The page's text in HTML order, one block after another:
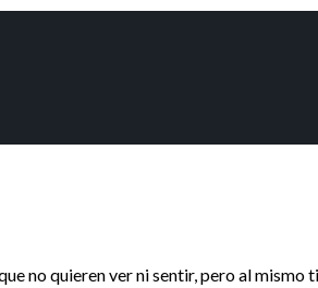
no quieren ver ni sentir, pero al